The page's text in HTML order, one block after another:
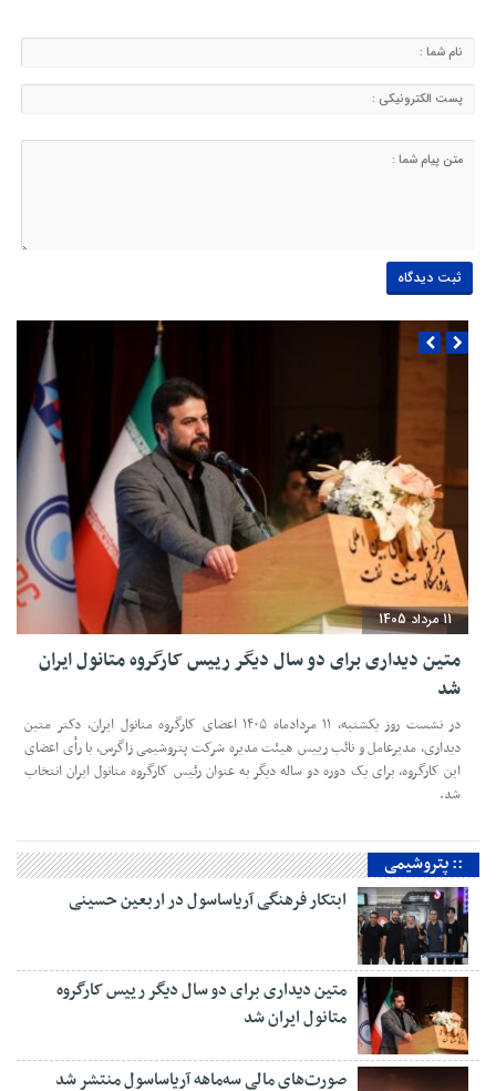
11 مرداد 1405
متین دیداری برای دو سال دیگر رییس کارگروه متانول ایران
شد
در نشست روز یکشنبه، ۱۱ مردادماه ۱۴۰۵ اعضای کارگروه متانول ایران، دکتر متین
دیداری، مدیرعامل و‌ نائب رییس هیئت مدیره شرکت پتروشیمی زاگرس، با رأی اعضای
این کارگروه، برای یک دوره دو ساله دیگر به عنوان رئیس کارگروه متانول ایران انتخاب
شد.
:: پتروشیمی
ابتکار فرهنگی آریاساسول در اربعین حسینی
متین دیداری برای دو سال دیگر رییس کارگروه
متانول ایران شد
صورت‌های مالی سه‌ماهه آریاساسول منتشر شد